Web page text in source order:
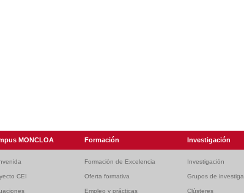
MONCLOA Formación Investigación
Formación de Excelencia Investigación
CEI Oferta formativa Grupos de
Empleo y prácticas Clústeres